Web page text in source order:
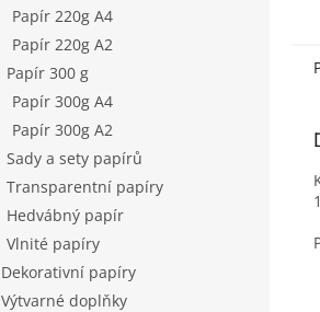
Papír 220g A4
Papír 220g A2
Papír 300 g
Papír 300g A4
Papír 300g A2
Sady a sety papírů
Transparentní papíry
Hedvábný papír
Vlnité papíry
Dekorativní papíry
Výtvarné doplňky